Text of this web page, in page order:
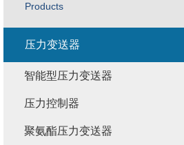
Products
压力变送器
智能型压力变送器
压力控制器
聚氨酯压力变送器